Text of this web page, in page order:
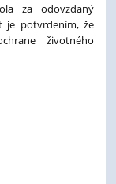
za odovzdaný
je potvrdením, že
životného